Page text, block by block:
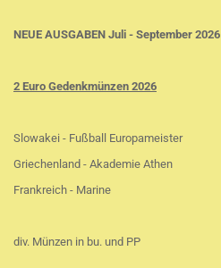
NEUE AUSGABEN Juli - September 2026
2 Euro Gedenkmünzen 2026
Slowakei - Fußball Europameister
Griechenland - Akademie Athen
Frankreich - Marine
div. Münzen in bu. und PP